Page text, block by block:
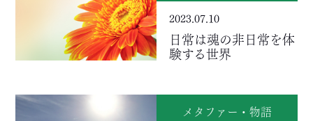
2023.07.10
日常は魂の非日常を体
験する世界
メタファー・物語